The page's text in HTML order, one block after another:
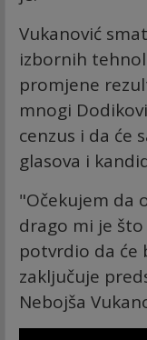
Vukanović
izbornih
promjene
mnogi
cenzus i da će
glasova i
"Očekujem da
drago mi je
potvrdio da će
zaključuje
Nebojša